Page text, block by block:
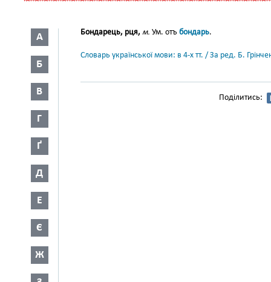
А
Б
В
Г
Ґ
Д
Е
Є
Ж
Бондарець, рця, м. Ум. отъ бондарь.
Словарь української мови: в 4-х тт. / За ред. Б.
Поділитись: